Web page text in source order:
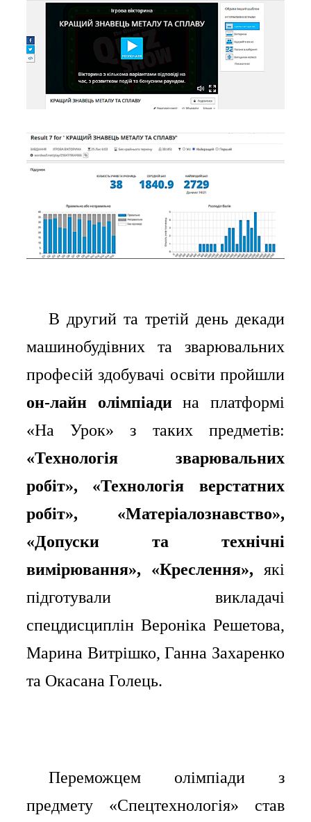
⠀⠀В другий та третій день декади
машинобудівних та зварювальних
професій здобувачі освіти пройшли
он-лайн олімпіадина платформі
«На Урок» з таких предметів:
«Технологія зварювальних
робіт», «Технологія верстатних
робіт», «Матеріалознавство»,
«Допуски та технічні
вимірювання», «Креслення», які
підготували викладачі
спецдисциплін Вероніка Решетова,
Марина Витрішко, Ганна Захаренко
та Окасана Голець.
⠀⠀Переможцем олімпіади з
предмету «Спецтехнологія» став